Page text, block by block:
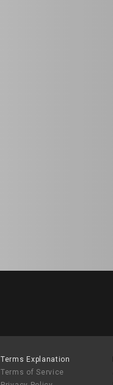
Terms Explanation
Terms of Service